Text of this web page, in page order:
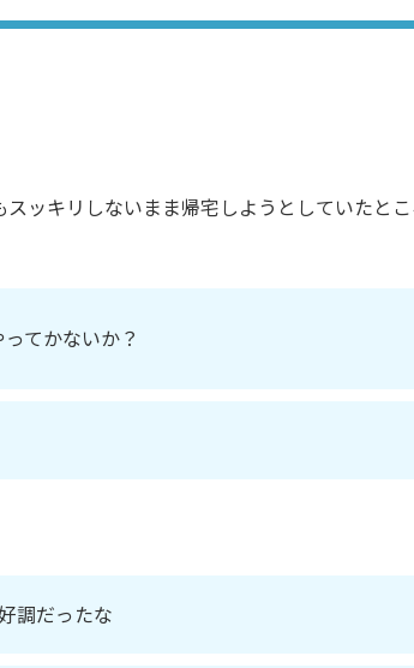
ッキリしないまま帰宅しようとしていたと
てかないか？
調だったな